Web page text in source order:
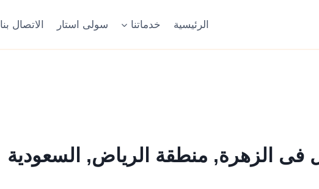
الرئيسية خدماتنا سولى استار الاتصال بنا
فى الزهرة, منطقة الرياض, السعودية